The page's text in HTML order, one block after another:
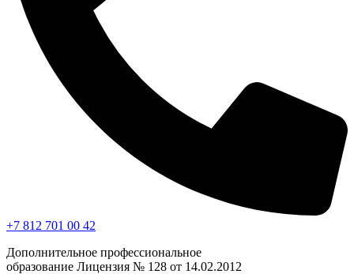
+7 812 701 00 42
Дополнительное профессиональное
образование Лицензия № 128 от 14.02.2012